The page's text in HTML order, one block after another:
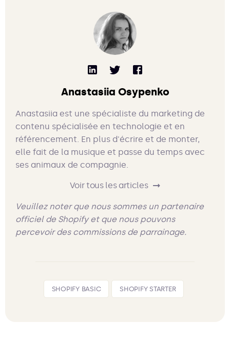
Anastasiia Osypenko
Anastasiia est une spécialiste du marketing de
contenu spécialisée en technologie et en
référencement. En plus d'écrire et de monter,
elle fait de la musique et passe du temps avec
ses animaux de compagnie.
Voir tous les articles
Veuillez noter que nous sommes un partenaire
officiel de Shopify et que nous pouvons
percevoir des commissions de parrainage.
SHOPIFY BASIC SHOPIFY STARTER